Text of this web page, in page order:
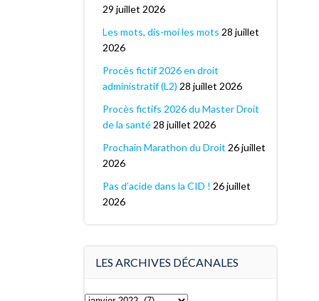
29 juillet 2026
Les mots, dis-moi les mots 28 juillet
2026
Procès fictif 2026 en droit
administratif (L2) 28 juillet 2026
Procès fictifs 2026 du Master Droit
de la santé 28 juillet 2026
Prochain Marathon du Droit 26 juillet
2026
Pas d’acide dans la CID ! 26 juillet
2026
LES ARCHIVES DÉCANALES